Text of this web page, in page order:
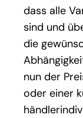
dass alle
sind und
die
nun der
oder einer